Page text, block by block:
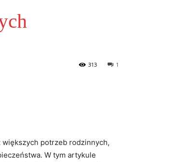
1
313
potrzeb rodzinnych,
W tym artykule